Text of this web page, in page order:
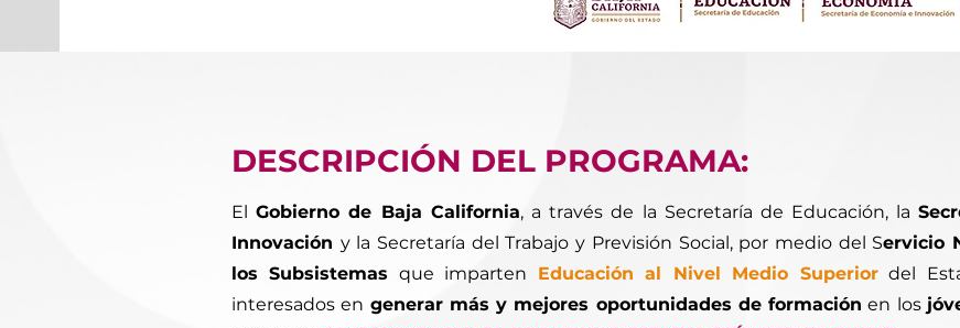
DESCRIPCIÓN DEL PROGRAMA:
ElGobierno de Baja California, a través de la Secretaría de Educación, la
Innovación y la Secretaría del Trabajo y Previsión Social, por medio del Servicio
los Subsistemas que imparten Educación al Nivel Medio Superior del
interesados en generar más y mejores oportunidades de formación en los